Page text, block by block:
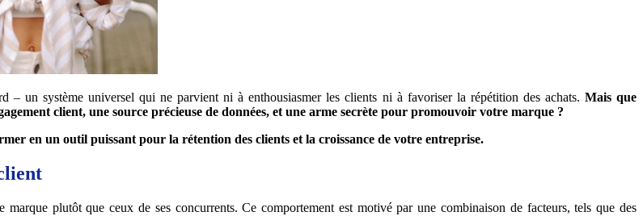
– un système universel qui ne parvient ni à enthousiasmer les clients ni à favoriser la répétition des achats. Mais que
client, une source précieuse de données, et une arme secrète pour promouvoir votre marque ?
en un outil puissant pour la rétention des clients et la croissance de votre entreprise.
plutôt que ceux de ses concurrents. Ce comportement est motivé par une combinaison de facteurs, tels que des